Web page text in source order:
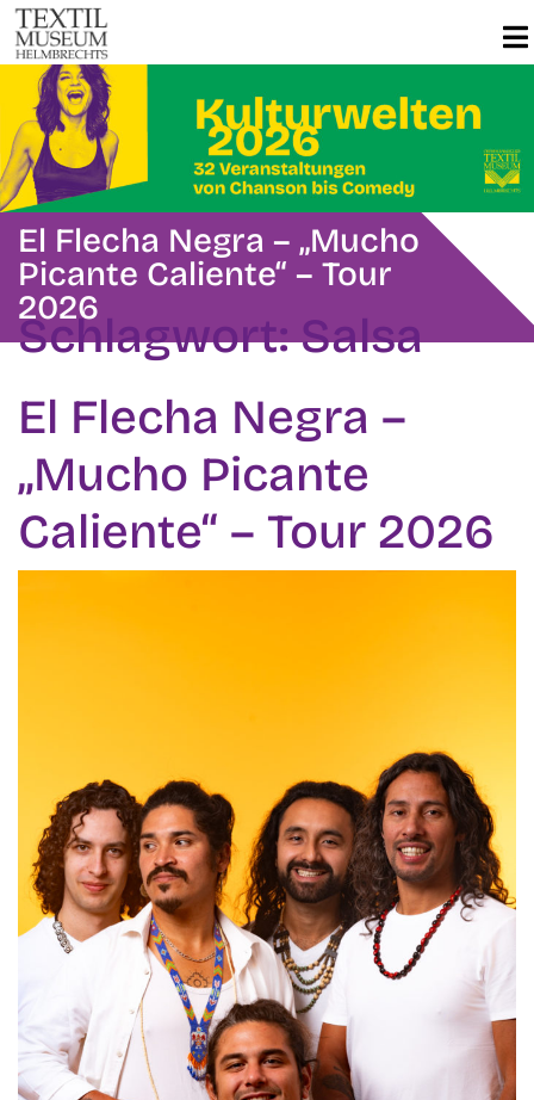
El Flecha Negra – „Mucho
Picante Caliente“ – Tour
2026
Schlagwort:Salsa
El Flecha Negra –
„Mucho Picante
Caliente“ – Tour 2026